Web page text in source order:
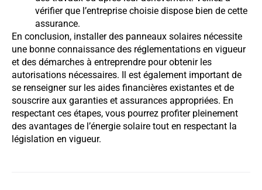
vérifier que l’entreprise choisie dispose bien de cette
assurance.
En conclusion, installer des panneaux solaires nécessite
une bonne connaissance des réglementations en vigueur
et des démarches à entreprendre pour obtenir les
autorisations nécessaires. Il est également important de
se renseigner sur les aides financières existantes et de
souscrire aux garanties et assurances appropriées. En
respectant ces étapes, vous pourrez profiter pleinement
des avantages de l’énergie solaire tout en respectant la
législation en vigueur.